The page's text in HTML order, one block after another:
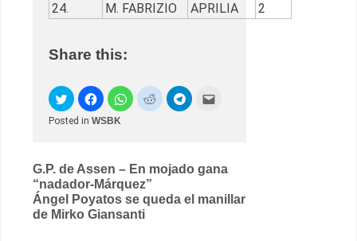
24. M. FABRIZIO APRILIA 2
Share this:
Posted in WSBK
Post
navigation
G.P. de Assen – En mojado gana
“nadador-Márquez”
Ángel Poyatos se queda el manillar
de Mirko Giansanti